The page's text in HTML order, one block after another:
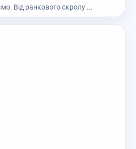
Від ранкового скролу ...